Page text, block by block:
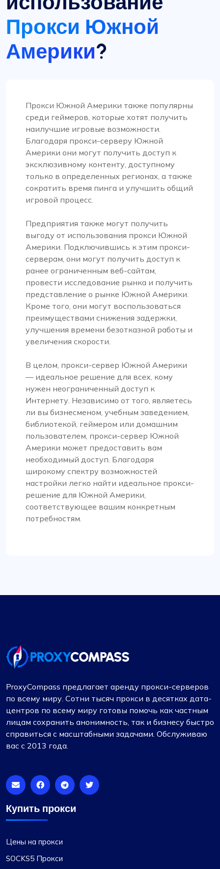
Универсальность прокси-планов
ProxyCompass не имеет себе равных. Я могу
легко переключаться между статическими и
ротационными прокси-серверами в
Рози Митчелл
Хорошие дешевые ротационные прокси
Proxy Compass предлагает широкий выбор
прокси, которые идеально подходят для
инструментов SEO. Особенно вращающиеся.
Их обслуживание клиентов на высшем
уровне, всегда готово помочь с любыми
вопросами. Спасибо!
Прокси работают как надо. Все хорошо
Работая на Fineproxy.de, я привык к
определенному уровню обслуживания.
ProxyCompass не только соответствовал
этому, но и превзошел мои ожидания
благодаря расширенным функциям и
надежной системе поддержки.
преимуществом. Предоставленные IP-
адреса надежны, без проблем, связанных со
диапазон доступных стран и подсетей
весьма впечатляет. Это определенно
достойный вариант для тех, кому нужны
прокси-услуги.
Мэтью Толанд
Я использую proxycompass для…
Я использую proxycompass примерно 7-8
месяцев. В целом, мой опыт работы с ними во
многом положительный. Хотя было
Прокси Южной
Америки?
Прокси Южной Америки также популярны
среди геймеров, которые хотят получить
наилучшие игровые возможности.
Благодаря прокси-серверу Южной
Америки они могут получить доступ к
эксклюзивному контенту, доступному
только в определенных регионах, а также
сократить время пинга и улучшить общий
игровой процесс.
Предприятия также могут получить
выгоду от использования прокси Южной
Америки. Подключившись к этим прокси-
серверам, они могут получить доступ к
ранее ограниченным веб-сайтам,
провести исследование рынка и получить
представление о рынке Южной Америки.
Кроме того, они могут воспользоваться
преимуществами снижения задержки,
улучшения времени безотказной работы и
увеличения скорости.
В целом, прокси-сервер Южной Америки
— идеальное решение для всех, кому
нужен неограниченный доступ к
Интернету. Независимо от того, являетесь
ли вы бизнесменом, учебным заведением,
библиотекой, геймером или домашним
пользователем, прокси-сервер Южной
Америки может предоставить вам
необходимый доступ. Благодаря
широкому спектру возможностей
настройки легко найти идеальное прокси-
решение для Южной Америки,
соответствующее вашим конкретным
потребностям.
ProxyCompass предлагает аренду прокси-серверов
по всему миру. Сотни тысяч прокси в десятках дата-
центров по всему миру готовы помочь как частным
лицам сохранить анонимность, так и бизнесу быстро
справиться с масштабными задачами. Обслуживаю
вас с 2013 года.
Купить прокси
Цены на прокси
SOCKS5 Прокси